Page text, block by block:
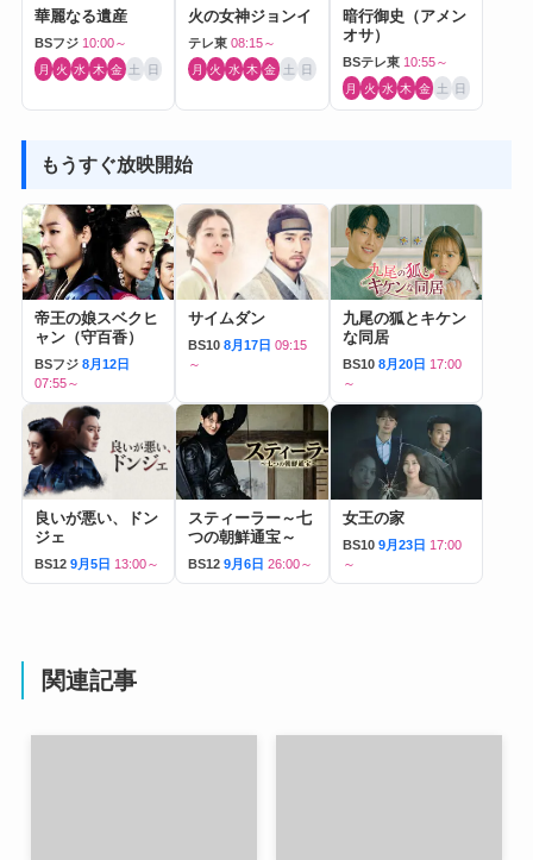
華麗なる遺産
BSフジ 10:00～
月 火 水 木 金 土 日
火の女神ジョンイ
テレ東 08:15～
月 火 水 木 金 土 日
暗行御史（アメン
オサ）
BSテレ東 10:55～
月 火 水 木 金 土 日
もうすぐ放映開始
帝王の娘スベクヒ
ャン（守百香）
BSフジ 8月12日
07:55～
サイムダン
BS10 8月17日 09:15
～
九尾の狐とキケン
な同居
BS10 8月20日 17:00
～
良いが悪い、ドン
ジェ
BS12 9月5日 13:00～
スティーラー～七
つの朝鮮通宝～
BS12 9月6日 26:00～
女王の家
BS10 9月23日 17:00
～
関連記事